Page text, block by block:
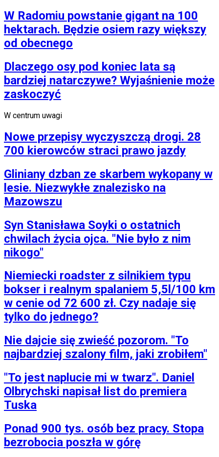
W Radomiu powstanie gigant na 100
hektarach. Będzie osiem razy większy
od obecnego
Dlaczego osy pod koniec lata są
bardziej natarczywe? Wyjaśnienie może
zaskoczyć
W centrum uwagi
Nowe przepisy wyczyszczą drogi. 28
700 kierowców straci prawo jazdy
Gliniany dzban ze skarbem wykopany w
lesie. Niezwykłe znalezisko na
Mazowszu
Syn Stanisława Soyki o ostatnich
chwilach życia ojca. "Nie było z nim
nikogo"
Niemiecki roadster z silnikiem typu
bokser i realnym spalaniem 5,5l/100 km
w cenie od 72 600 zł. Czy nadaje się
tylko do jednego?
Nie dajcie się zwieść pozorom. "To
najbardziej szalony film, jaki zrobiłem"
"To jest naplucie mi w twarz". Daniel
Olbrychski napisał list do premiera
Tuska
Ponad 900 tys. osób bez pracy. Stopa
bezrobocia poszła w górę